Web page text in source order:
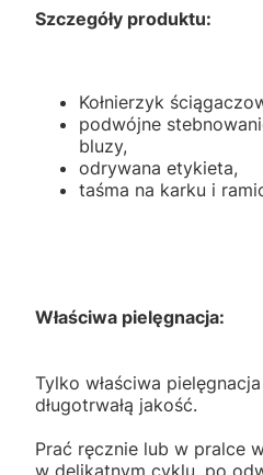
Szczegóły produktu:
Kołnierzyk
podwójne
bluzy,
odrywana etykieta,
taśma na karku i
Właściwa pielęgnacja:
Tylko właściwa
długotrwałą jakość.
Prać ręcznie lub w pralce